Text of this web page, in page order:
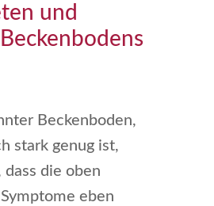
und
Beckenboden,
stark genug ist,
dass die oben
eben